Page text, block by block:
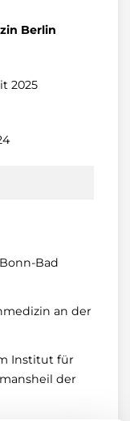
Berlin
2025
Bad
an der
Institut für
der